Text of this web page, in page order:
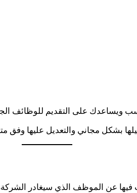
ويساعدك على التقديم للوظائف
بشكل مجاني والتعديل عليها وفق
عن الموظف الذي سيغادر